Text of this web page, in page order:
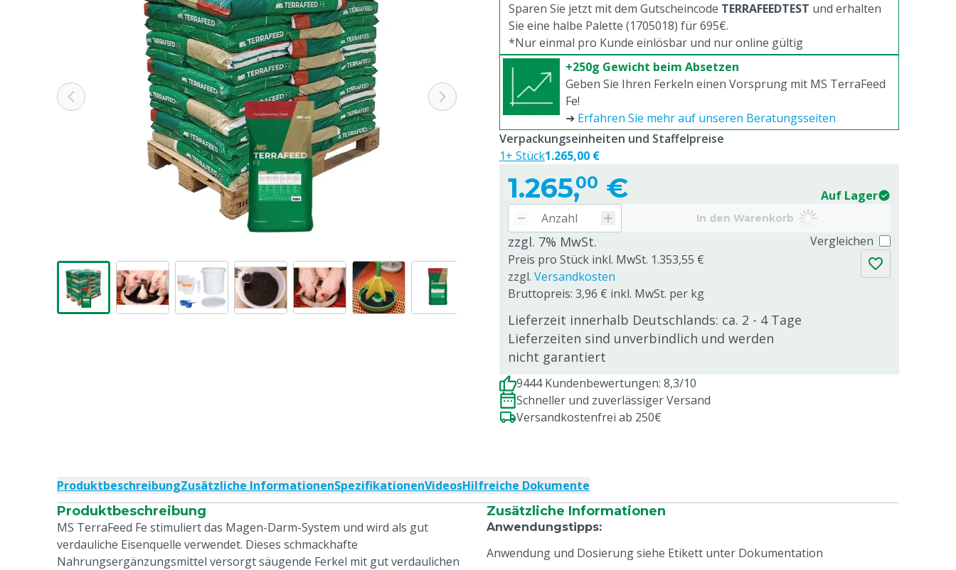
Sparen Sie jetzt mit dem Gutscheincode TERRAFEEDTEST und erhalten
Sie eine halbe Palette (1705018) für 695€.
*Nur einmal pro Kunde einlösbar und nur online gültig
+250g Gewicht beim Absetzen
Geben Sie Ihren Ferkeln einen Vorsprung mit MS TerraFeed
Fe!
➜ Erfahren Sie mehr auf unseren Beratungsseiten
1.265,00 € Auf Lager
In den Warenkorb
zzgl. 7% MwSt.
Preis pro Stück inkl. MwSt. 1.353,55 €
zzgl. Versandkosten
Bruttopreis: 3,96 € inkl. MwSt. per kg
Lieferzeit innerhalb Deutschlands: ca. 2 - 4 Tage
Lieferzeiten sind unverbindlich und werden
nicht garantiert
Vergleichen
Verpackungseinheiten und Staffelpreise
1+ Stück1.265,00 €
9444 Kundenbewertungen: 8,3/10
Schneller und zuverlässiger Versand
Versandkostenfrei ab 250€
ProduktbeschreibungZusätzliche InformationenSpezifikationenVideosHilfreiche Dokumente
Produktbeschreibung
MS TerraFeed Fe stimuliert das Magen-Darm-System und wird als gut
verdauliche Eisenquelle verwendet. Dieses schmackhafte
Nahrungsergänzungsmittel versorgt säugende Ferkel mit gut verdaulichen
Zusätzliche Informationen
Anwendungstipps:
Anwendung und Dosierung siehe Etikett unter Dokumentation